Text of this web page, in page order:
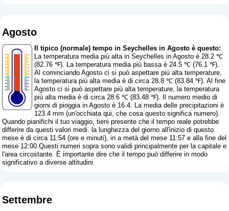
Agosto
Il tipico (normale) tempo in Seychelles in Agosto è questo:
La temperatura media più alta in Seychelles in Agosto è 28.2 ℃
(82.76 ℉). La temperatura media più bassa è 24.5 ℃ (76.1 ℉).
Al cominciando Agosto ci si può aspettare più alta temperature,
la temperatura più alta media è di circa 28.8 ℃ (83.84 ℉). Al fine
Agosto ci si può aspettare più alta temperature, la temperatura
più alta media è di circa 28.6 ℃ (83.48 ℉). Il numero medio di
giorni di pioggia in Agosto è 16.4. La media delle precipitazioni è
123.4 mm (un'occhiata qui, che cosa questo significa numero).
Quando pianifichi il tuo viaggio, tieni presente che il tempo reale potrebbe
differire da questi valori medi. la lunghezza del giorno all'inizio di questo
mese è di circa 11:54 (ore e minuti), in a metà del mese 11:57 e alla fine del
mese 12:00.Questi numeri sopra sono validi principalmente per la capitale e
l'area circostante. È importante dire che il tempo può differire in modo
significativo a diverse altitudini.
Settembre